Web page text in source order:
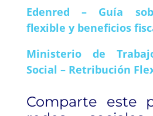
Edenred – Guía
flexible y beneficios
Ministerio de
Social – Retribución
Comparte este